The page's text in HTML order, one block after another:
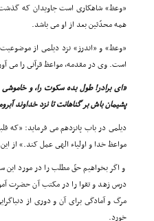
«وعظ» شاهکارى است جاویدان که گذشت
همه محدّثین بعد از او مى باشد.
«وعظ» و «اندرز» نزد دیلمى از
است. وى در مقدمه، مواعظ قرآنى را مى
«اى برادر! طول بده سکوت را، و خاموشى
پشیمان باش بر گناهانت تا نزد خداوند
دیلمى در باب پانزدهم مى فرماید: «که
مواعظ خدا و اولیاء الهى عمل کند.» از
و اگر بخواهیم حقّ مطلب را در مورد این
درس زهد و تقوا را در مکتب آن حضرت
مرگ و آمادگى براى آن و دورى از
خورد.